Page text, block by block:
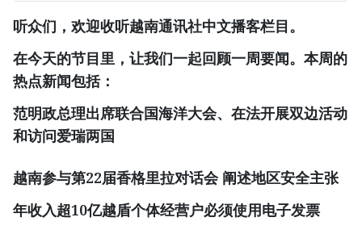
听众们，欢迎收听越南通讯社中文播客栏目。
在今天的节目里，让我们一起回顾一周要闻。本周的
热点新闻包括：
范明政总理出席联合国海洋大会、在法开展双边活动
和访问爱瑞两国
越南参与第22届香格里拉对话会 阐述地区安全主张
年收入超10亿越盾个体经营户必须使用电子发票